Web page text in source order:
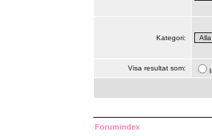
Kategori:
Visa resultat som:
Forumindex